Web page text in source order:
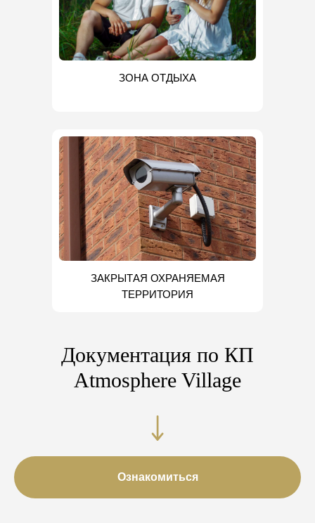
ЗОНА ОТДЫХА
ЗАКРЫТАЯ ОХРАНЯЕМАЯ
ТЕРРИТОРИЯ
Документация по КП
Atmosphere Village
Ознакомиться